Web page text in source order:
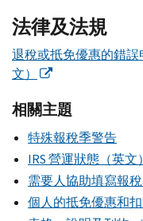
法律及法規
退稅或抵免優惠的錯誤
文）
相關主題
特殊報稅季警告
IRS 營運狀態（英文）
需要人協助填寫報稅
個人的抵免優惠和